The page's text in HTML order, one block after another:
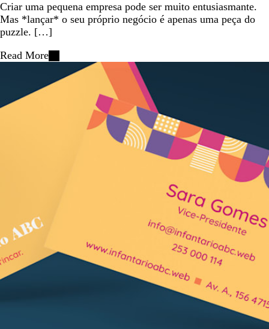
Criar uma pequena empresa pode ser muito entusiasmante.
Mas *lançar* o seu próprio negócio é apenas uma peça do
puzzle. […]
Read More